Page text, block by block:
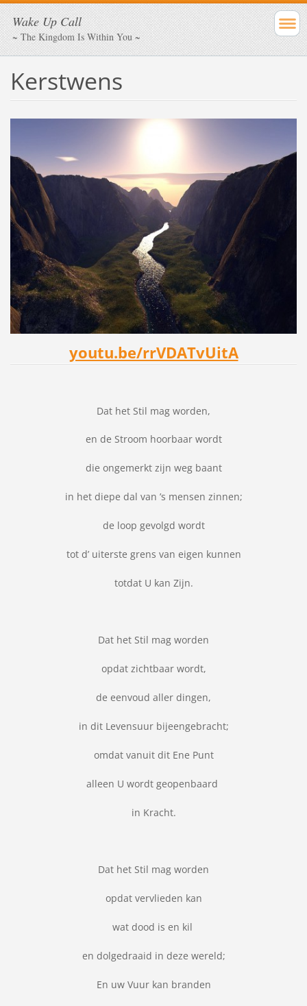
Wake Up Call
~ The Kingdom Is Within You ~
Kerstwens
youtu.be/rrVDATvUitA
Dat het Stil mag worden,
en de Stroom hoorbaar wordt
die ongemerkt zijn weg baant
in het diepe dal van ’s mensen zinnen;
de loop gevolgd wordt
tot d’ uiterste grens van eigen kunnen
totdat U kan Zijn.
Dat het Stil mag worden
opdat zichtbaar wordt,
de eenvoud aller dingen,
in dit Levensuur bijeengebracht;
omdat vanuit dit Ene Punt
alleen U wordt geopenbaard
in Kracht.
Dat het Stil mag worden
opdat vervlieden kan
wat dood is en kil
en dolgedraaid in deze wereld;
En uw Vuur kan branden